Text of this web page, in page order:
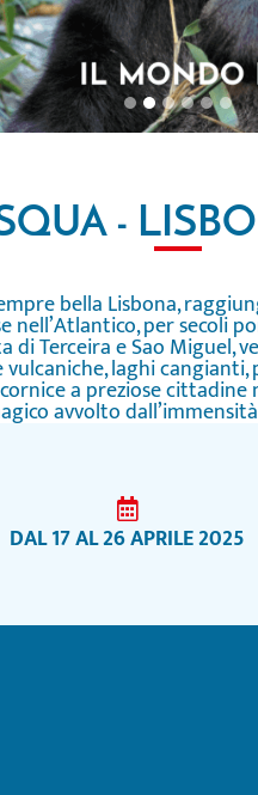
-
bella Lisbona,
nell’Atlantico, per secoli
di Terceira e Sao Miguel,
laghi
a preziose
avvolto
DAL 17 AL 26 APRILE 2025